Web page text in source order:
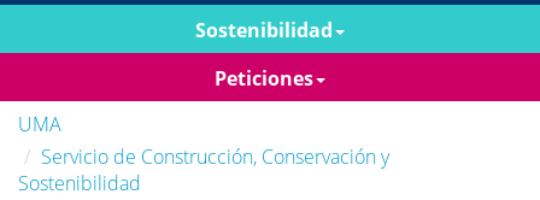
Sostenibilidad
Peticiones
UMA
Servicio de Construcción, Conservación y
Sostenibilidad